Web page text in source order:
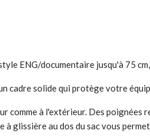
ENG/documentaire jusqu'à 75
cadre solide qui protège votre
comme à l'extérieur. Des poignées
glissière au dos du sac vous